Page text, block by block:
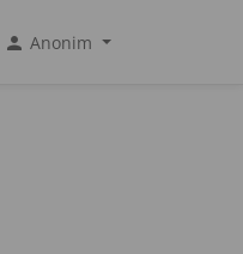
person Anonim